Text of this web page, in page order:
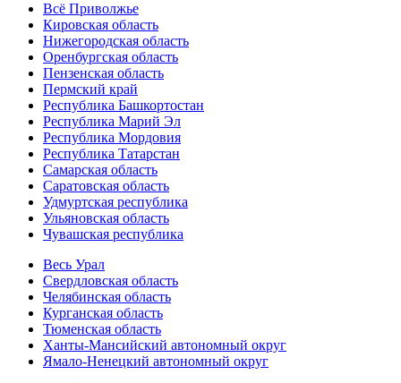
Всё Приволжье
Кировская область
Нижегородская область
Оренбургская область
Пензенская область
Пермский край
Республика Башкортостан
Республика Марий Эл
Республика Мордовия
Республика Татарстан
Самарская область
Саратовская область
Удмуртская республика
Ульяновская область
Чувашская республика
Весь Урал
Свердловская область
Челябинская область
Курганская область
Тюменская область
Ханты-Мансийский автономный округ
Ямало-Ненецкий автономный округ